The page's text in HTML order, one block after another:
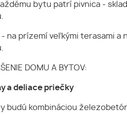
bytu patrí pivnica -
na prízemí veľkými terasami a
DOMU A BYTOV:
a deliace priečky
budú kombináciou